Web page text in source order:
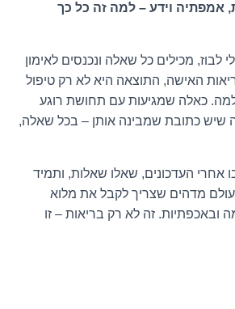
אמפתיה וידע – למה זה כל כך
לבוז, מכילים כל שאלה ונכנסים לאימון
האישה, התוצאה היא לא רק טיפול
כאלה שמגיעות עם תחושת רוגע
שיש כתובת שמבינה אותן – בכל שאלה,
אחרי העדכונים, שאלו שאלות, ותמיד
עולם מדהים שצריך לקבל את מלוא
ובאכפתיות. זה לא רק בריאות – זו